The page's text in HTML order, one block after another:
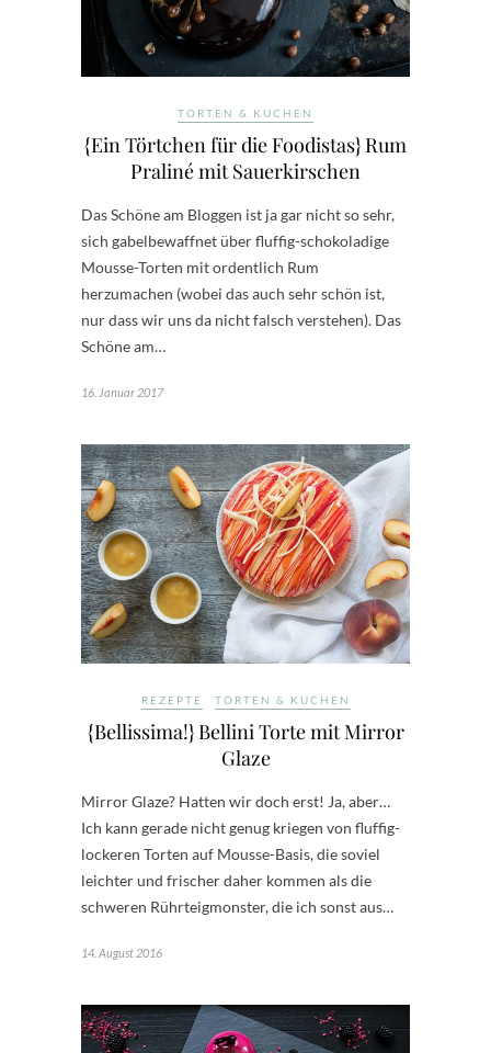
TORTEN & KUCHEN
{Ein Törtchen für die Foodistas} Rum
Praliné mit Sauerkirschen
Das Schöne am Bloggen ist ja gar nicht so sehr,
sich gabelbewaffnet über fluffig-schokoladige
Mousse-Torten mit ordentlich Rum
herzumachen (wobei das auch sehr schön ist,
nur dass wir uns da nicht falsch verstehen). Das
Schöne am…
16. Januar 2017
REZEPTE TORTEN & KUCHEN
{Bellissima!} Bellini Torte mit Mirror
Glaze
Mirror Glaze? Hatten wir doch erst! Ja, aber…
Ich kann gerade nicht genug kriegen von fluffig-
lockeren Torten auf Mousse-Basis, die soviel
leichter und frischer daher kommen als die
schweren Rührteigmonster, die ich sonst aus…
14. August 2016